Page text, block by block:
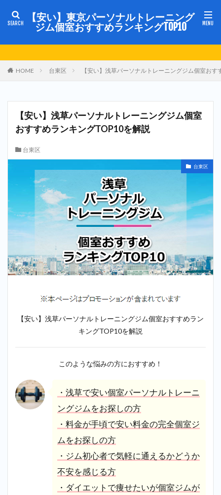
【安い】東京パーソナルトレーニング
ジム個室おすすめランキングTOP10
HOME 台東区 【安い】浅草パーソナルトレーニングジム個室お
【安い】浅草パーソナルトレーニングジム個室
おすすめランキングTOP10を解説
台東区
台東区
【安い】浅草パーソナルトレーニングジム個室おすすめラン
キングTOP10を解説
このような悩みの方におすすめ！
・浅草で安い個室パーソナルトレーニ
ングジムをお探しの方
・料金が手頃で安い料金の完全個室ジ
ムをお探しの方
・ジム初心者で気軽に通えるかどうか
不安を感じる方
・ダイエットで痩せたいが個室ジムが